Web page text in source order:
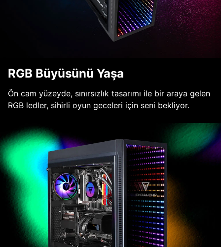
RGB Büyüsünü Yaşa
Ön cam yüzeyde, sınırsızlık tasarımı ile bir araya gelen
RGB ledler, sihirli oyun geceleri için seni bekliyor.